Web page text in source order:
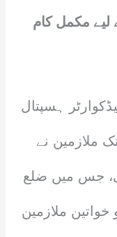
لیے مکمل کام
ہسپتال
ملازمین نے
جس میں ضلع
ملازمین